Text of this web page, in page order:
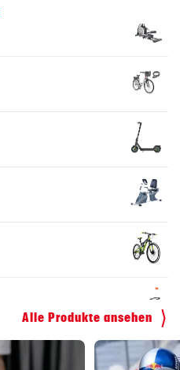
Alle Produkte ansehen